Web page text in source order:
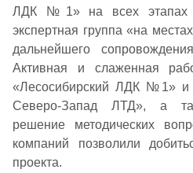
ЛДК №1» на всех этапах
экспертная группа «на
дальнейшего
Активная и слаженная
«Лесосибирский ЛДК №1» и
Северо-Запад ЛТД», а
решение методических
компаний позволили
проекта.